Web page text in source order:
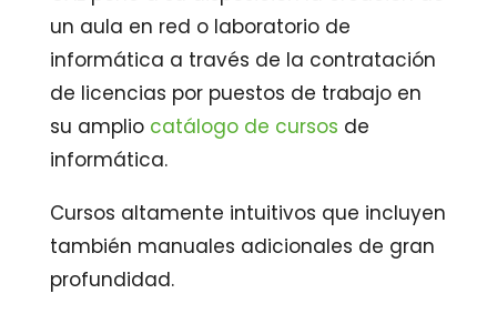
un aula en red o laboratorio de
informática a través de la contratación
de licencias por puestos de trabajo en
su amplio catálogo de cursos de
informática.
Cursos altamente intuitivos que incluyen
también manuales adicionales de gran
profundidad.